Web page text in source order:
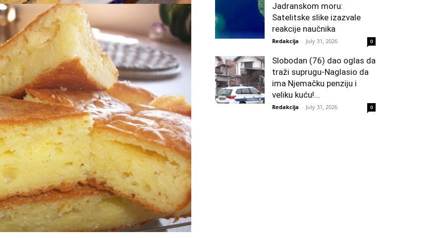
Jadranskom moru:
Satelitske slike izazvale
reakcije naučnika
Redakcija - July 31, 2026 0
Slobodan (76) dao oglas da
traži suprugu-Naglasio da
ima Njemačku penziju i
veliku kuću!...
Redakcija - July 31, 2026 0